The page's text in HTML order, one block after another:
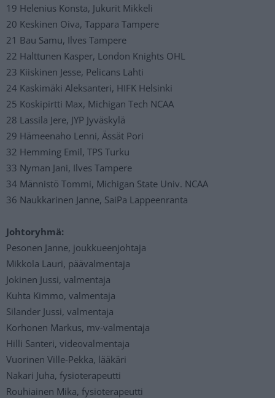
19 Helenius Konsta, Jukurit Mikkeli
20 Keskinen Oiva, Tappara Tampere
21 Bau Samu, Ilves Tampere
22 Halttunen Kasper, London Knights OHL
23 Kiiskinen Jesse, Pelicans Lahti
24 Kaskimäki Aleksanteri, HIFK Helsinki
25 Koskipirtti Max, Michigan Tech NCAA
28 Lassila Jere, JYP Jyväskylä
29 Hämeenaho Lenni, Ässät Pori
32 Hemming Emil, TPS Turku
33 Nyman Jani, Ilves Tampere
34 Männistö Tommi, Michigan State Univ. NCAA
36 Naukkarinen Janne, SaiPa Lappeenranta
Johtoryhmä:
Pesonen Janne, joukkueenjohtaja
Mikkola Lauri, päävalmentaja
Jokinen Jussi, valmentaja
Kuhta Kimmo, valmentaja
Silander Jussi, valmentaja
Korhonen Markus, mv-valmentaja
Hilli Santeri, videovalmentaja
Vuorinen Ville-Pekka, lääkäri
Nakari Juha, fysioterapeutti
Rouhiainen Mika, fysioterapeutti